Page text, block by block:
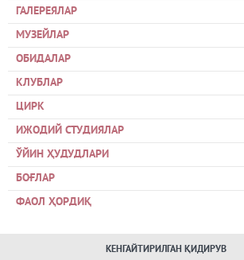
ГАЛЕРЕЯЛАР
МУЗЕЙЛАР
ОБИДАЛАР
КЛУБЛАР
ЦИРК
ИЖОДИЙ СТУДИЯЛАР
ЎЙИН ҲУДУДЛАРИ
БОҒЛАР
ФАОЛ ҲОРДИҚ
КЕНГАЙТИРИЛГАН ҚИДИРУВ